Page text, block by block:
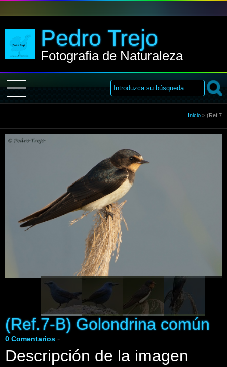
Pedro Trejo
Fotografia de Naturaleza
Sobre Mi
Libro de visitas
Enlaces
Inicio > (Ref.7
(Ref.7-B) Golondrina común
0 Comentarios -
Descripción de la imagen